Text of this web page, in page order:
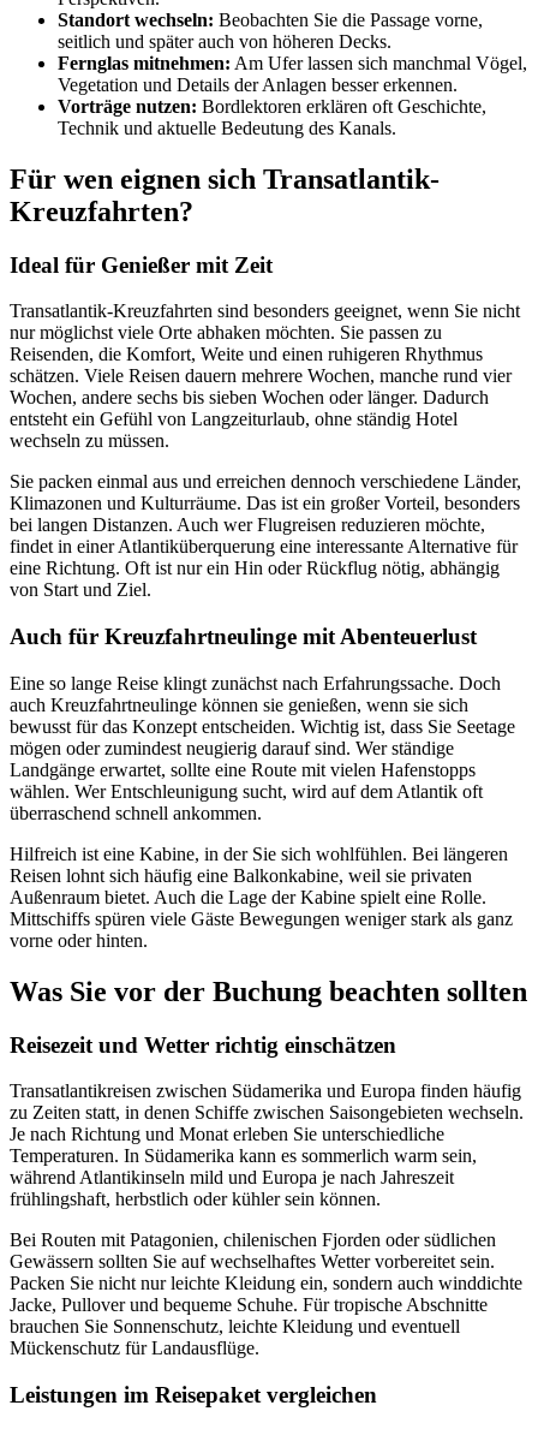
Standort wechseln: Beobachten Sie die Passage vorne,
seitlich und später auch von höheren Decks.
Fernglas mitnehmen: Am Ufer lassen sich manchmal Vögel,
Vegetation und Details der Anlagen besser erkennen.
Vorträge nutzen: Bordlektoren erklären oft Geschichte,
Technik und aktuelle Bedeutung des Kanals.
Für wen eignen sich Transatlantik-
Kreuzfahrten?
Ideal für Genießer mit Zeit
Transatlantik-Kreuzfahrten sind besonders geeignet, wenn Sie nicht
nur möglichst viele Orte abhaken möchten. Sie passen zu
Reisenden, die Komfort, Weite und einen ruhigeren Rhythmus
schätzen. Viele Reisen dauern mehrere Wochen, manche rund vier
Wochen, andere sechs bis sieben Wochen oder länger. Dadurch
entsteht ein Gefühl von Langzeiturlaub, ohne ständig Hotel
wechseln zu müssen.
Sie packen einmal aus und erreichen dennoch verschiedene Länder,
Klimazonen und Kulturräume. Das ist ein großer Vorteil, besonders
bei langen Distanzen. Auch wer Flugreisen reduzieren möchte,
findet in einer Atlantiküberquerung eine interessante Alternative für
eine Richtung. Oft ist nur ein Hin oder Rückflug nötig, abhängig
von Start und Ziel.
Auch für Kreuzfahrtneulinge mit Abenteuerlust
Eine so lange Reise klingt zunächst nach Erfahrungssache. Doch
auch Kreuzfahrtneulinge können sie genießen, wenn sie sich
bewusst für das Konzept entscheiden. Wichtig ist, dass Sie Seetage
mögen oder zumindest neugierig darauf sind. Wer ständige
Landgänge erwartet, sollte eine Route mit vielen Hafenstopps
wählen. Wer Entschleunigung sucht, wird auf dem Atlantik oft
überraschend schnell ankommen.
Hilfreich ist eine Kabine, in der Sie sich wohlfühlen. Bei längeren
Reisen lohnt sich häufig eine Balkonkabine, weil sie privaten
Außenraum bietet. Auch die Lage der Kabine spielt eine Rolle.
Mittschiffs spüren viele Gäste Bewegungen weniger stark als ganz
vorne oder hinten.
Was Sie vor der Buchung beachten sollten
Reisezeit und Wetter richtig einschätzen
Transatlantikreisen zwischen Südamerika und Europa finden häufig
zu Zeiten statt, in denen Schiffe zwischen Saisongebieten wechseln.
Je nach Richtung und Monat erleben Sie unterschiedliche
Temperaturen. In Südamerika kann es sommerlich warm sein,
während Atlantikinseln mild und Europa je nach Jahreszeit
frühlingshaft, herbstlich oder kühler sein können.
Bei Routen mit Patagonien, chilenischen Fjorden oder südlichen
Gewässern sollten Sie auf wechselhaftes Wetter vorbereitet sein.
Packen Sie nicht nur leichte Kleidung ein, sondern auch winddichte
Jacke, Pullover und bequeme Schuhe. Für tropische Abschnitte
brauchen Sie Sonnenschutz, leichte Kleidung und eventuell
Mückenschutz für Landausflüge.
Leistungen im Reisepaket vergleichen